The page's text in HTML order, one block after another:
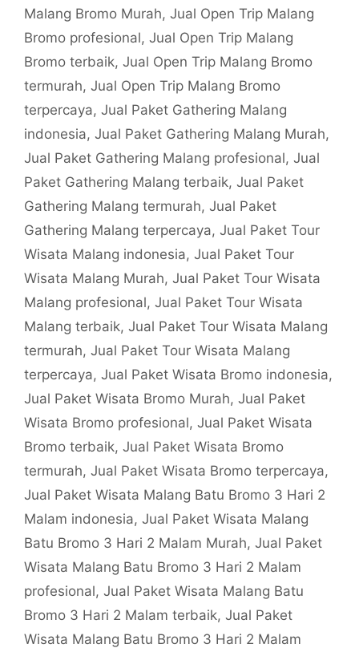
Malang Bromo Murah, Jual Open Trip Malang
Bromo profesional, Jual Open Trip Malang
Bromo terbaik, Jual Open Trip Malang Bromo
termurah, Jual Open Trip Malang Bromo
terpercaya, Jual Paket Gathering Malang
indonesia, Jual Paket Gathering Malang Murah,
Jual Paket Gathering Malang profesional, Jual
Paket Gathering Malang terbaik, Jual Paket
Gathering Malang termurah, Jual Paket
Gathering Malang terpercaya, Jual Paket Tour
Wisata Malang indonesia, Jual Paket Tour
Wisata Malang Murah, Jual Paket Tour Wisata
Malang profesional, Jual Paket Tour Wisata
Malang terbaik, Jual Paket Tour Wisata Malang
termurah, Jual Paket Tour Wisata Malang
terpercaya, Jual Paket Wisata Bromo indonesia,
Jual Paket Wisata Bromo Murah, Jual Paket
Wisata Bromo profesional, Jual Paket Wisata
Bromo terbaik, Jual Paket Wisata Bromo
termurah, Jual Paket Wisata Bromo terpercaya,
Jual Paket Wisata Malang Batu Bromo 3 Hari 2
Malam indonesia, Jual Paket Wisata Malang
Batu Bromo 3 Hari 2 Malam Murah, Jual Paket
Wisata Malang Batu Bromo 3 Hari 2 Malam
profesional, Jual Paket Wisata Malang Batu
Bromo 3 Hari 2 Malam terbaik, Jual Paket
Wisata Malang Batu Bromo 3 Hari 2 Malam